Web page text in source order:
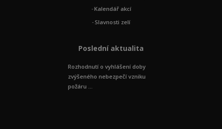
Kalendář akcí
Slavnosti zelí
Poslední aktualita
Rozhodnutí o vyhlášení doby
zvýšeného nebezpečí vzniku
požáru ...